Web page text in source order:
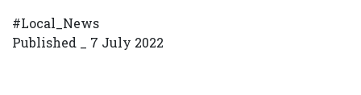
#Local_News
Published _ 7 July 2022